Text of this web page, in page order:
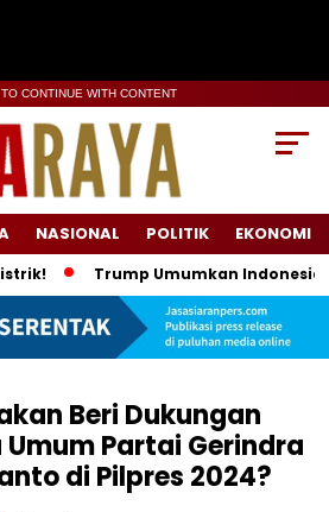
CONTINUE WITH CONTENT
NASIONAL POLITIK EKONOMI
Trump Umumkan Indonesia Beli
Beri Dukungan
Partai Gerindra
di Pilpres 2024?